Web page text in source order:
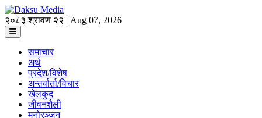
२०८३ श्रावण २२ | Aug 07, 2026
समाचार
अर्थ
प्रदेश/विशेष
अन्तर्वार्ता/विचार
खेलकुद
जीवनशैली
मनोरञ्जन